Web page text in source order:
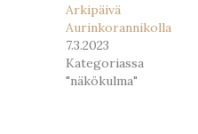
Arkipäivä
Aurinkorannikolla
7.3.2023
Kategoriassa
"näkökulma"